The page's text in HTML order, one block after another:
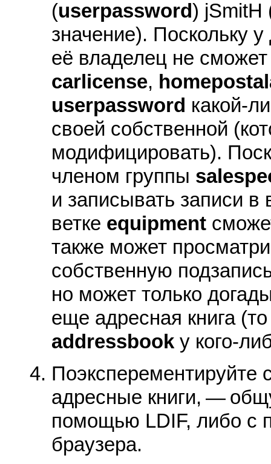
(userpassword) jSmitH
значение). Поскольку
её владелец не
carlicense,
userpassword какой-
своей собственной
модифицировать).
членом группы
и записывать записи в
ветке equipment
также может
собственную
но может только
еще адресная книга
addressbookу кого-
Поэксперементируйте
адресные книги, —
помощью LDIF, либо с
браузера.